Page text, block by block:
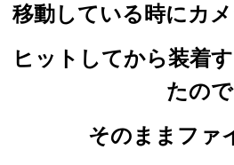
移動している時にカ
ヒットしてから装着
たので
そのままファ